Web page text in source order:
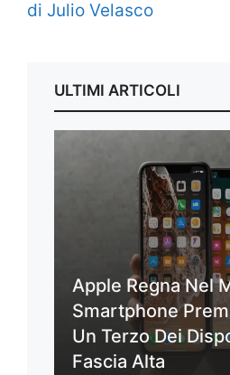
di Julio Velasco
ULTIMI ARTICOLI
Apple Regna Nel
Smartphone
Un Terzo Dei
Fascia Alta